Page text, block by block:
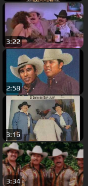
3:22
2:58
3:16
3:34